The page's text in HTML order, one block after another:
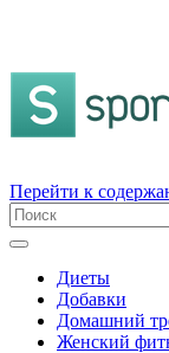
Перейти к
Диеты
Добавки
Домашний
Женский